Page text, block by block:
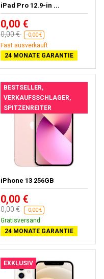
iPad Pro 12.9-in ...
0,00 €
0,00 € -0,00 €
Fast ausverkauft
24 MONATE GARANTIE
BESTSELLER,
VERKAUFSSCHLAGER,
SPITZENREITER
iPhone 13 256GB
0,00 €
0,00 € -0,00 €
Gratisversand
24 MONATE GARANTIE
EXKLUSIV